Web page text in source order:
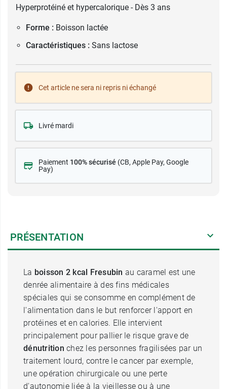
Hyperprotéiné et hypercalorique - Dès 3 ans
Forme : Boisson lactée
Caractéristiques : Sans lactose
Cet article ne sera ni repris ni échangé
Livré mardi
Paiement 100% sécurisé (CB, Apple Pay, Google
Pay)
PRÉSENTATION
La boisson 2 kcal Fresubin au caramel est une
denrée alimentaire à des fins médicales
spéciales qui se consomme en complément de
l'alimentation dans le but renforcer l'apport en
protéines et en calories. Elle intervient
principalement pour pallier le risque grave de
dénutrition chez les personnes fragilisées par un
traitement lourd, contre le cancer par exemple,
une opération chirurgicale ou une perte
d'autonomie liée à la vieillesse ou à une